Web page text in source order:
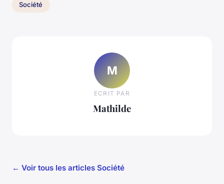
Société
M
ECRIT PAR
Mathilde
← Voir tous les articles Société